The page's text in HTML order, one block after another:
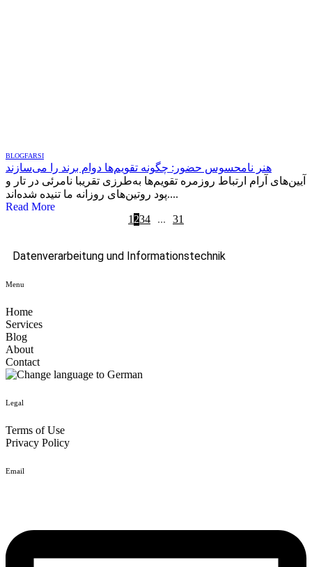
BLOGFARSI
هنر نامحسوس حضور: چگونه تقویم‌ها دوام برند را می‌سازند
آیین‌های آرام ارتباط روزمره تقویم‌ها به‌طرزی تقریبا نامرئی در تار و
پود روتین‌های روزانه ما تنیده شده‌اند....
Read More
1 234 ... 31
Datenverarbeitung und Informationstechnik
Menu
Home
Services
Blog
About
Contact
Legal
Terms of Use
Privacy Policy
Email